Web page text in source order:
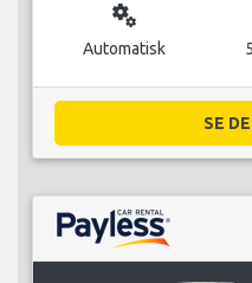
miscellaneous_services
Automatisk
SE